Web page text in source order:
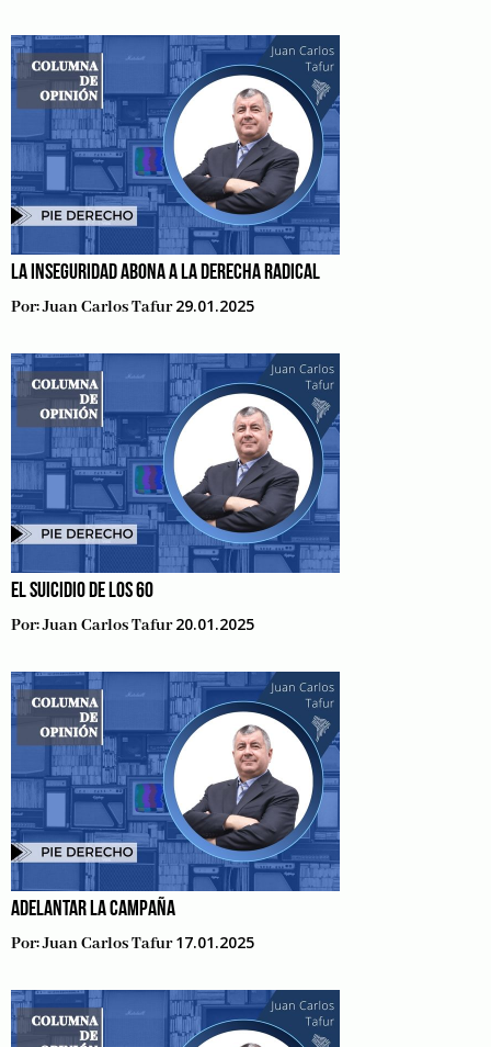
LA INSEGURIDAD ABONA A LA DERECHA RADICAL
Por:Juan Carlos Tafur 29.01.2025
EL SUICIDIO DE LOS 60
Por:Juan Carlos Tafur 20.01.2025
ADELANTAR LA CAMPAÑA
Por:Juan Carlos Tafur 17.01.2025